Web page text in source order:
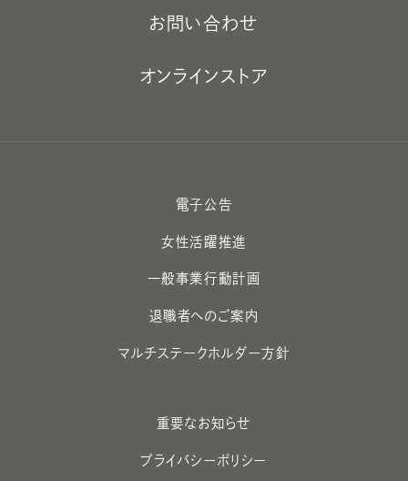
お問い合わせ
オンラインストア
電子公告
女性活躍推進
一般事業行動計画
退職者へのご案内
マルチステークホルダー方針
重要なお知らせ
プライバシーポリシー